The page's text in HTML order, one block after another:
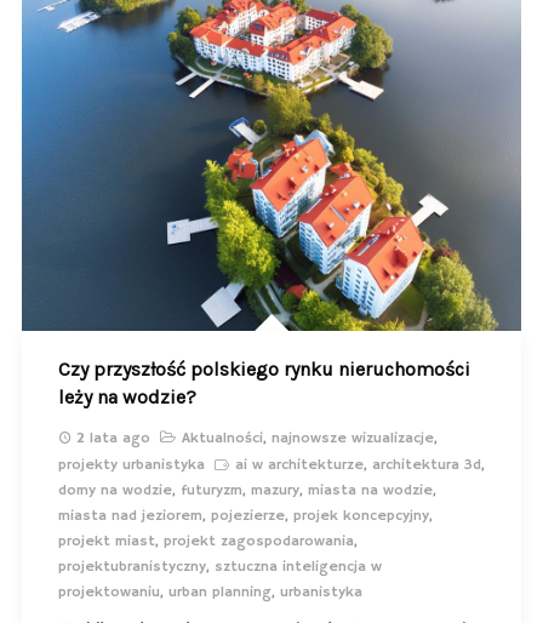
Czy przyszłość polskiego rynku nieruchomości
leży na wodzie?
2 lata ago Aktualności, najnowsze wizualizacje,
projekty urbanistyka
ai w architekturze, architektura 3d,
domy na wodzie, futuryzm, mazury, miasta na wodzie,
miasta nad jeziorem, pojezierze, projek koncepcyjny,
projekt miast, projekt zagospodarowania,
projektubranistyczny, sztuczna inteligencja w
projektowaniu, urban planning, urbanistyka